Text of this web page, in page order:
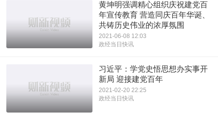
黄坤明强调精心组织庆祝建党百
年宣传教育 营造同庆百年华诞、
共铸历史伟业的浓厚氛围
2021-06-08 12:03
政经当日快讯
习近平：学党史悟思想办实事开
新局 迎接建党百年
2021-02-20 22:25
政经当日快讯